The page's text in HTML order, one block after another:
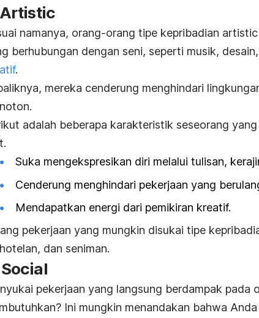
Artistic
namanya, orang-orang tipe kepribadian artistic
berhubungan dengan seni, seperti musik,
.
mereka cenderung menghindari
adalah beberapa karakteristik seseorang
.
Suka mengekspresikan diri melalui tulisan,
Cenderung menghindari pekerjaan yang
Mendapatkan energi dari pemikiran kreatif.
pekerjaan yang mungkin disukai tipe
dan seniman.
Social
pekerjaan yang langsung berdampak pada
Ini mungkin menandakan bahwa